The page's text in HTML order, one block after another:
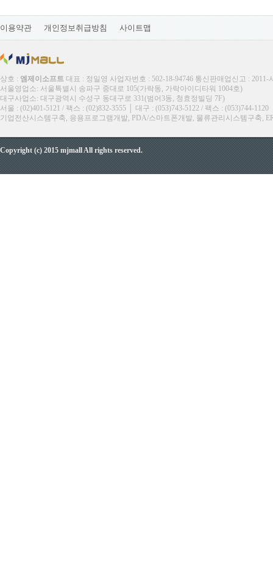
이용약관 개인정보취급방침 사이트맵
상호 : 엠제이소프트 대표 : 정일영 사업자번호 : 502-18-94746 통신판매업신고 : 2011-
서울영업소: 서울특별시 송파구 중대로 105(가락동, 가락아이디타워 1004호)
대구사업소: 대구광역시 수성구 동대구로 331(범어3동, 청효정빌딩 7F)
서울 : (02)401-5121 / 팩스 : (02)832-3555 │ 대구 : (053)743-5122 / 팩스 : (053)744-1120
기업전산시스템구축, 응용프로그램개발, PDA/스마트폰개발, 물류관리시스템구축,
Copyright (c) 2015 mjmall All rights reserved.